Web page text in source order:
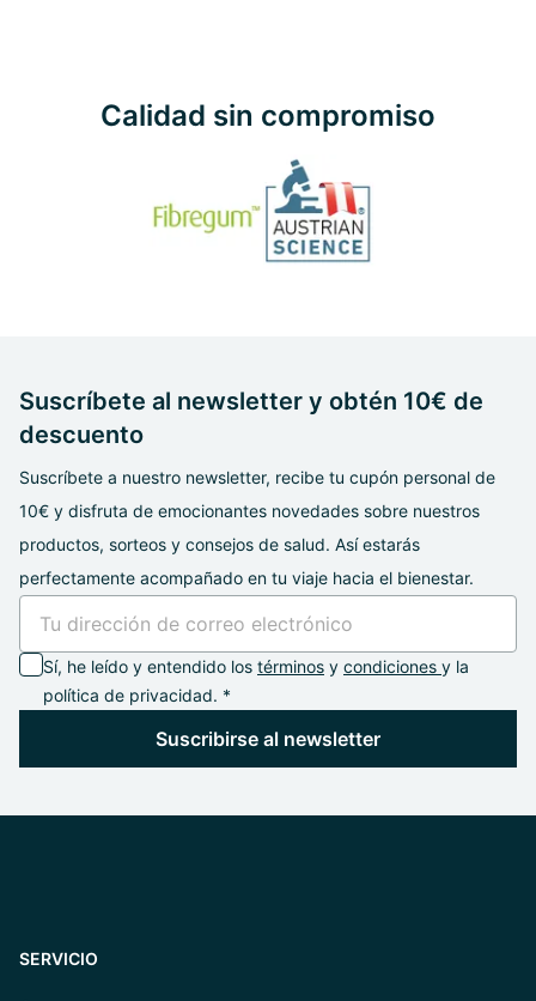
Calidad sin compromiso
Suscríbete al newsletter y obtén 10€ de
descuento
Suscríbete a nuestro newsletter, recibe tu cupón personal de
10€ y disfruta de emocionantes novedades sobre nuestros
productos, sorteos y consejos de salud. Así estarás
perfectamente acompañado en tu viaje hacia el bienestar.
Sí, he leído y entendido los términos y condiciones y la
política de privacidad. *
Suscribirse al newsletter
SERVICIO